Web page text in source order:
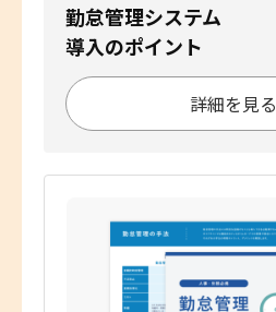
勤怠管理システム
導入のポイント
詳細を見る